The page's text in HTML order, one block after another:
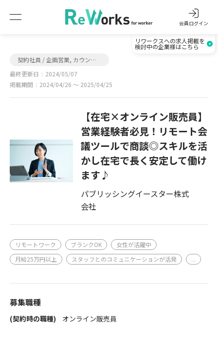
会員ログイン
リワークスへの求人掲載を
検討中の企業様はこちら
契約社員 / 企画営業, カウンターセールス
最終更新日
2024/05/07
掲載期間
2024/04/26 〜 2025/04/25
【在宅×オンライン販売員】
営業経験者必見！リモート会
議ツールで商談◎スキルを活
かし在宅で長く安定して働け
ます♪
パブリッシングイースター株式
会社
リモートワーク ブランクOK
女性が活躍中
月給25万円以上
スタッフとのコミュニケーションが活発 ...
募集職種
(契約時の職種) オンライン販売員